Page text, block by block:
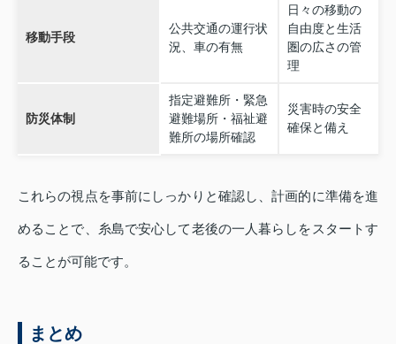
移動手段
公共交通の運行状
況、車の有無
日々の移動の
自由度と生活
圏の広さの管
理
防災体制
指定避難所・緊急
避難場所・福祉避
難所の場所確認
災害時の安全
確保と備え
これらの視点を事前にしっかりと確認し、計画的に準備を進
めることで、糸島で安心して老後の一人暮らしをスタートす
ることが可能です。
まとめ